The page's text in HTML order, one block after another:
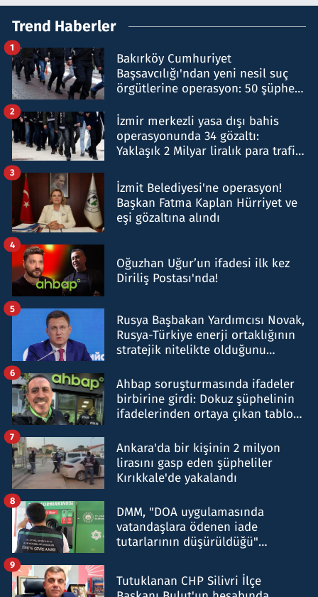
Trend Haberler
Bakırköy Cumhuriyet
Başsavcılığı'ndan yeni nesil suç
örgütlerine operasyon: 50 şüpheli
1
İzmir merkezli yasa dışı bahis
operasyonunda 34 gözaltı:
Yaklaşık 2 Milyar liralık para trafiği
2
İzmit Belediyesi'ne operasyon!
Başkan Fatma Kaplan Hürriyet ve
eşi gözaltına alındı
3
Oğuzhan Uğur’un ifadesi ilk kez
Diriliş Postası'nda!
4
Rusya Başbakan Yardımcısı Novak,
Rusya-Türkiye enerji ortaklığının
stratejik nitelikte olduğunu
5
Ahbap soruşturmasında ifadeler
birbirine girdi: Dokuz şüphelinin
ifadelerinden ortaya çıkan tablo
6
Ankara'da bir kişinin 2 milyon
lirasını gasp eden şüpheliler
Kırıkkale'de yakalandı
7
DMM, "DOA uygulamasında
vatandaşlara ödenen iade
tutarlarının düşürüldüğü"
8
Tutuklanan CHP Silivri İlçe
9